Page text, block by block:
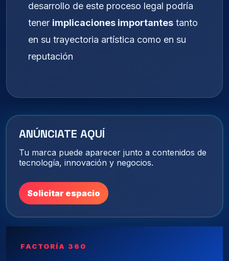
desarrollo de este proceso legal podría
tener implicaciones importantes tanto
en su trayectoria artística como en su
reputación
ANÚNCIATE AQUÍ
Tu marca puede aparecer junto a contenidos de
tecnología, innovación y negocios.
Solicitar espacio
FACTORÍA 360